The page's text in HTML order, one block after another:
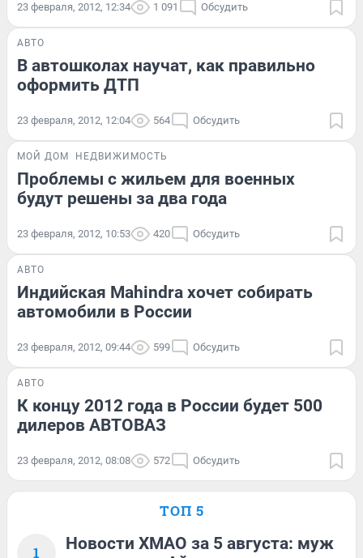
23 февраля, 2012, 12:34 1 091 Обсудить
АВТО
В автошколах научат, как правильно
оформить ДТП
23 февраля, 2012, 12:04 564 Обсудить
МОЙ ДОМ НЕДВИЖИМОСТЬ
Проблемы с жильем для военных
будут решены за два года
23 февраля, 2012, 10:53 420 Обсудить
АВТО
Индийская Mahindra хочет собирать
автомобили в России
23 февраля, 2012, 09:44 599 Обсудить
АВТО
К концу 2012 года в России будет 500
дилеров АВТОВАЗ
23 февраля, 2012, 08:08 572 Обсудить
ТОП 5
1
Новости ХМАО за 5 августа: муж